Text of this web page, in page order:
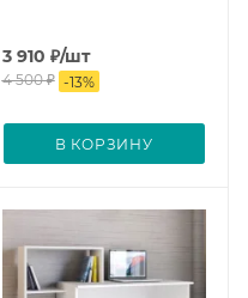
3 910 ₽/шт
4 500₽ -13%
В КОРЗИНУ